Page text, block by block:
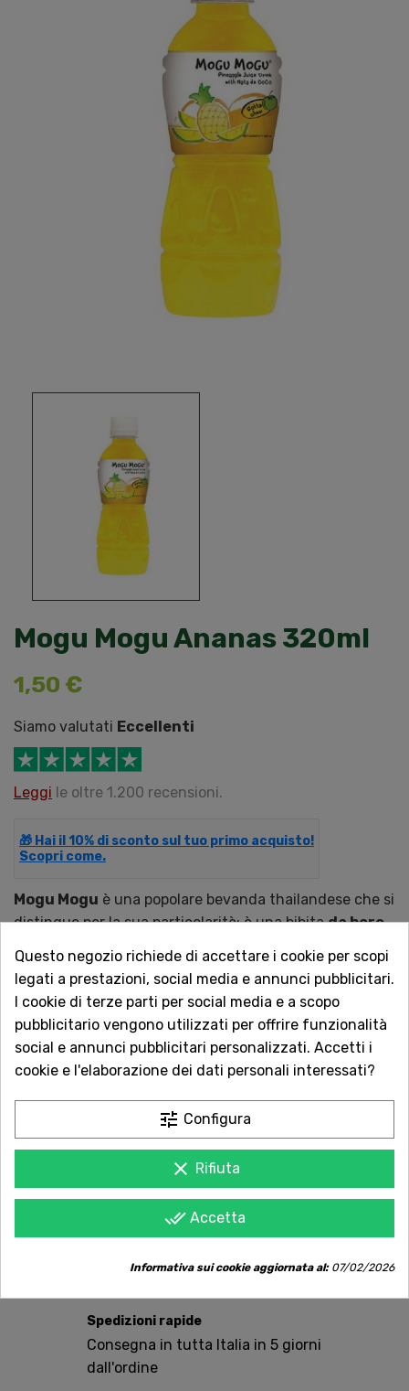
Mogu Mogu Ananas 320ml
1,50 €
Siamo valutati Eccellenti
Leggi le oltre 1.200 recensioni.
🎁 Hai il 10% di sconto sul tuo primo acquisto!
Scopri come.
Mogu Mogu è una popolare bevanda thailandese che si
distingue per la sua particolarità: è una bibitada bere
Disponibile da Cristaldi con consegna rapida online.
QUANTITÀ
AGGIUNGI AL CARRELLO
Ultimi articoli in magazzino
Acquista in totale sicurezza
Spedizioni rapide
Consegna in tutta Italia in 5 giorni
dall'ordine
Questo negozio richiede di accettare i cookie per scopi
legati a prestazioni, social media e annunci pubblicitari.
I cookie di terze parti per social media e a scopo
pubblicitario vengono utilizzati per offrire funzionalità
social e annunci pubblicitari personalizzati. Accetti i
cookie e l'elaborazione dei dati personali interessati?
tune Configura
clear Rifiuta
done_all Accetta
Informativa sui cookie aggiornata al:07/02/2026